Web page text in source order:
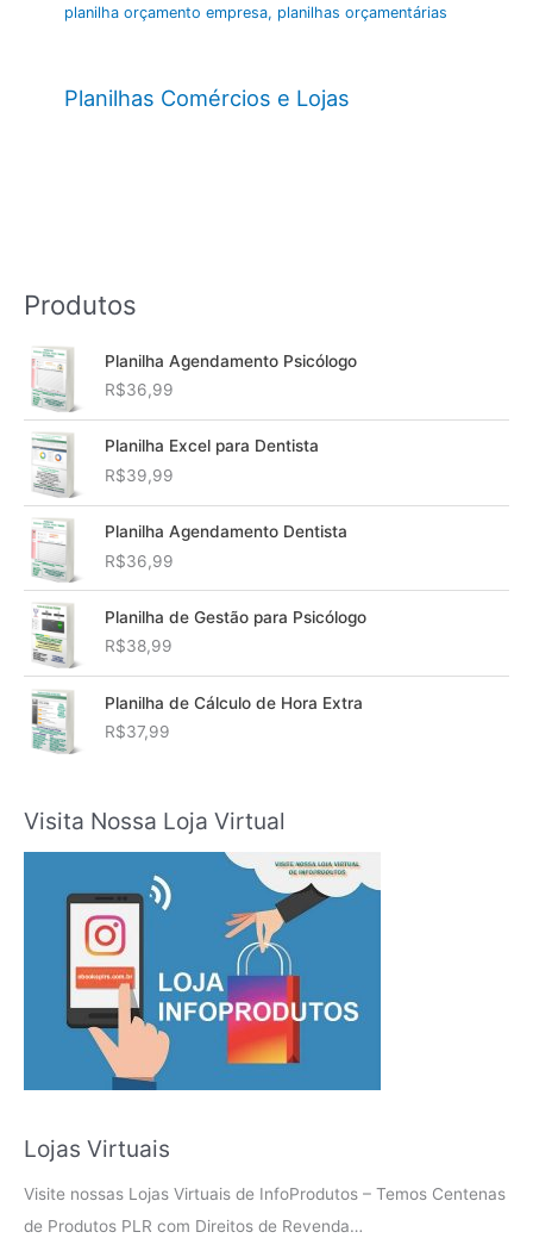
planilha orçamento empresa, planilhas orçamentárias
Planilhas Comércios e Lojas
Produtos
Planilha Agendamento Psicólogo
R$36,99
Planilha Excel para Dentista
R$39,99
Planilha Agendamento Dentista
R$36,99
Planilha de Gestão para Psicólogo
R$38,99
Planilha de Cálculo de Hora Extra
R$37,99
Visita Nossa Loja Virtual
Lojas Virtuais
Visite nossas Lojas Virtuais de InfoProdutos – Temos Centenas
de Produtos PLR com Direitos de Revenda…